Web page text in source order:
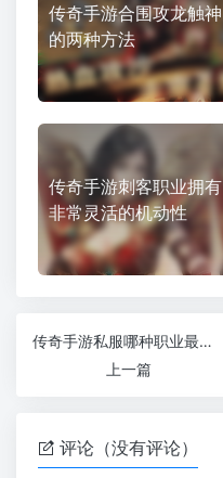
传奇手游合围攻龙触神
的两种方法
传奇手游刺客职业拥有
非常灵活的机动性
传奇手游私服哪种职业最适合穿私服的单刷老大
上一篇
评论（没有评论）